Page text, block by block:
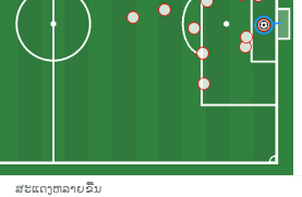
ສະແດງຫລາຍຂື້ນ